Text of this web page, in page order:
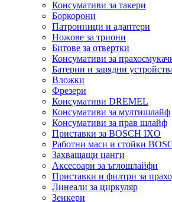
Консумативи за такери
Боркорони
Патронници и адаптери
Ножове за триони
Битове за отвертки
Консумативи за
Батерии и зарядни
Вложки
Фрезери
Консумативи DREMEL
Консумативи за мултишлайф
Консумативи за прав шлайф
Приставки за BOSCH IXO
Работни маси и стойки
Захващащи цанги
Аксесоари за ъглошлайфи
Приставки и филтри за
Линеали за циркуляр
Зенкери